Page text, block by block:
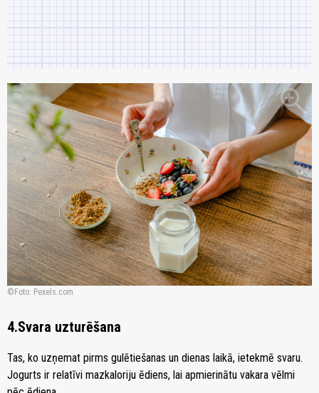
zoom_in
Foto: Pexels.com
4.Svara uzturēšana
Tas, ko uzņemat pirms gulētiešanas un dienas laikā, ietekmē svaru.
Jogurts ir relatīvi mazkaloriju ēdiens, lai apmierinātu vakara vēlmi